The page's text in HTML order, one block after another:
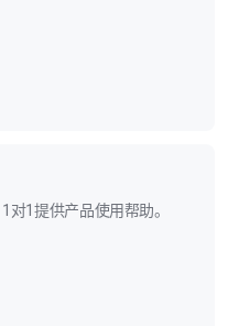
1提供产品使用帮助。